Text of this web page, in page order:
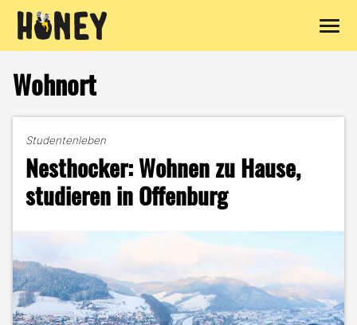
Inhalt
springen
Wohnort
Studentenleben
Nesthocker: Wohnen zu Hause,
studieren in Offenburg